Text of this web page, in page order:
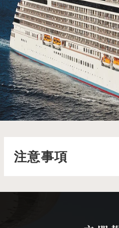
七海探索者號 Seven
七海探索者號將奢華郵輪體驗提
房到精心挑選的藝術作品，點綴
了解更多
注意事項